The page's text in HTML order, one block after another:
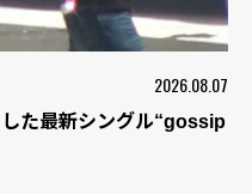
2026.08.07
た最新シングル“gossip